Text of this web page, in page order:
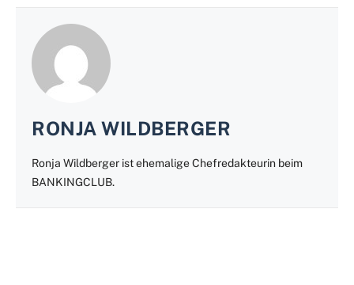
RONJA WILDBERGER
Ronja Wildberger ist ehemalige Chefredakteurin beim
BANKINGCLUB.